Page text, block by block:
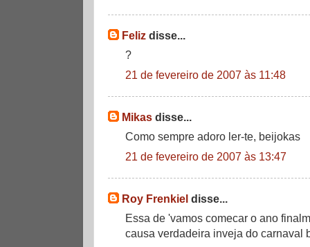
Feliz disse...
?
21 de fevereiro de 2007 às 11:48
Mikas disse...
Como sempre adoro ler-te, beijokas
21 de fevereiro de 2007 às 13:47
Roy Frenkiel disse...
Essa de 'vamos comecar o ano
causa verdadeira inveja do carnaval